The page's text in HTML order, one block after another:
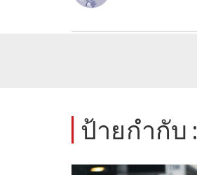
ป้ายกำกับ :